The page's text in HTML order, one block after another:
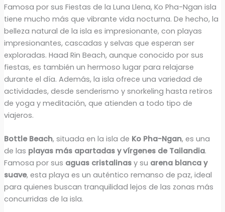
Famosa por sus Fiestas de la Luna Llena, Ko Pha-Ngan isla
tiene mucho más que vibrante vida nocturna. De hecho, la
belleza natural de la isla es impresionante, con playas
impresionantes, cascadas y selvas que esperan ser
exploradas. Haad Rin Beach, aunque conocido por sus
fiestas, es también un hermoso lugar para relajarse
durante el día. Además, la isla ofrece una variedad de
actividades, desde senderismo y snorkeling hasta retiros
de yoga y meditación, que atienden a todo tipo de
viajeros.
Bottle Beach, situada en la isla de Ko Pha-Ngan, es una
de las playas más apartadas y vírgenes de Tailandia.
Famosa por sus aguas cristalinasy su arena blanca y
suave, esta playa es un auténtico remanso de paz, ideal
para quienes buscan tranquilidad lejos de las zonas más
concurridas de la isla.